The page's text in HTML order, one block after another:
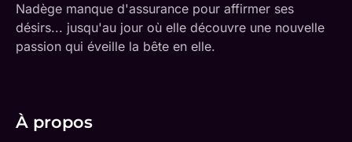
Nadège manque d'assurance pour affirmer ses
désirs... jusqu'au jour où elle découvre une nouvelle
passion qui éveille la bête en elle.
À propos